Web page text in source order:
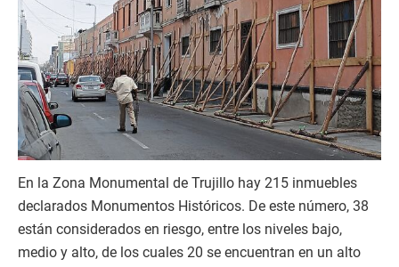
En la Zona Monumental de Trujillo hay 215 inmuebles
declarados Monumentos Históricos. De este número, 38
están considerados en riesgo, entre los niveles bajo,
medio y alto, de los cuales 20 se encuentran en un alto